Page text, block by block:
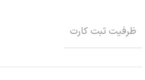
ظرفیت ثبت کارت